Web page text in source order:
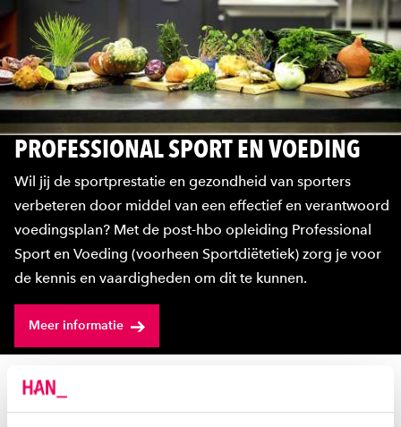
PROFESSIONAL SPORT EN VOEDING
Wil jij de sportprestatie en gezondheid van sporters
verbeteren door middel van een effectief en verantwoord
voedingsplan? Met de post-hbo opleiding Professional
Sport en Voeding (voorheen Sportdiëtetiek) zorg je voor
de kennis en vaardigheden om dit te kunnen.
Meer informatie